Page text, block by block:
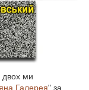
двох ми
Галерея" за